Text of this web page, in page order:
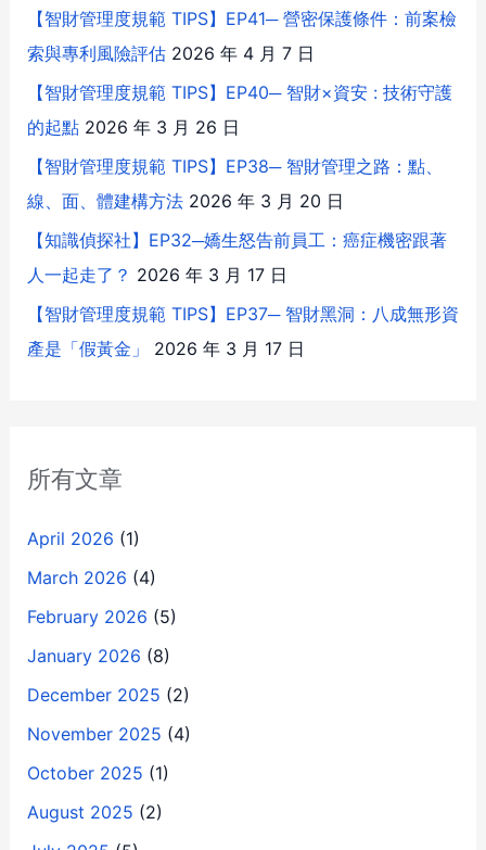
【智財管理度規範 TIPS】EP41─ 營密保護條件：前案檢
索與專利風險評估 2026 年 4 月 7 日
【智財管理度規範 TIPS】EP40─ 智財×資安 : 技術守護
的起點 2026 年 3 月 26 日
【智財管理度規範 TIPS】EP38─ 智財管理之路：點、
線、面、體建構方法 2026 年 3 月 20 日
【知識偵探社】EP32─嬌生怒告前員工：癌症機密跟著
人一起走了？ 2026 年 3 月 17 日
【智財管理度規範 TIPS】EP37─ 智財黑洞：八成無形資
產是「假黃金」
2026 年 3 月 17 日
所有文章
April 2026 (1)
March 2026 (4)
February 2026 (5)
January 2026 (8)
December 2025 (2)
November 2025 (4)
October 2025 (1)
August 2025 (2)